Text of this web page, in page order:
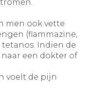
men ook vette
(flammazine,
Indien de
een dokter of
voelt de pijn